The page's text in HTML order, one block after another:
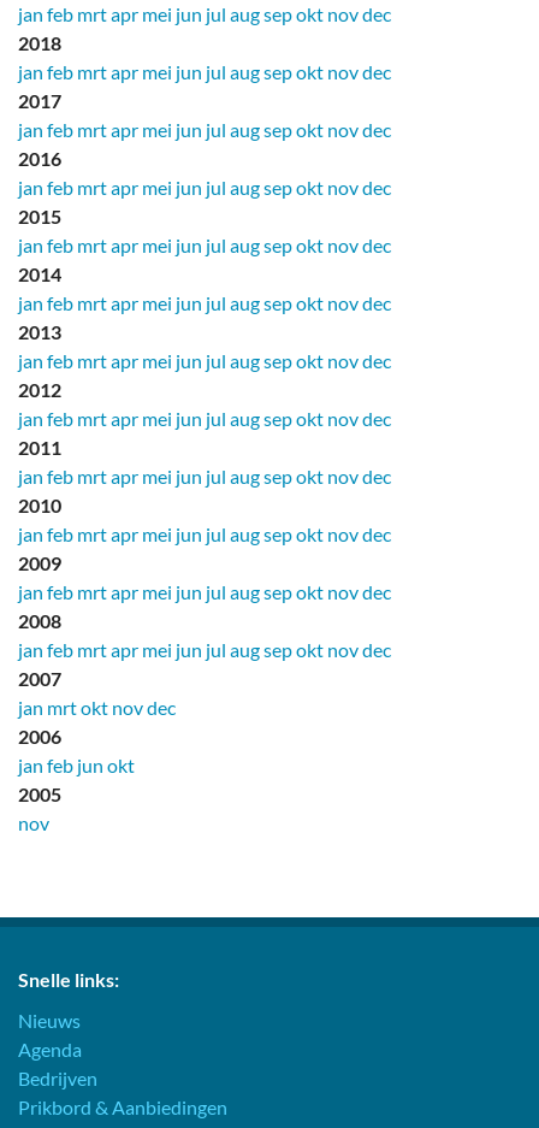
jan feb mrtapr mei jun jul augsepokt novdec
2018
jan feb mrtapr mei jun jul augsepokt novdec
2017
jan feb mrtapr mei jun jul augsepokt novdec
2016
jan feb mrtapr mei jun jul augsepokt novdec
2015
jan feb mrtapr mei jun jul augsepokt novdec
2014
jan feb mrtapr mei jun jul augsepokt novdec
2013
jan feb mrtapr mei jun jul augsepokt novdec
2012
jan feb mrtapr mei jun jul augsepokt novdec
2011
jan feb mrtapr mei jun jul augsepokt novdec
2010
jan feb mrtapr mei jun jul augsepokt novdec
2009
jan feb mrtapr mei jun jul augsepokt novdec
2008
jan feb mrtapr mei jun jul augsepokt novdec
2007
jan mrtokt novdec
2006
jan feb jun okt
2005
nov
Snelle links:
Nieuws
Agenda
Bedrijven
Prikbord & Aanbiedingen